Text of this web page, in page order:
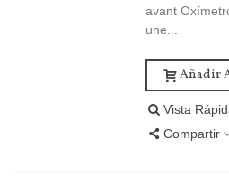
avant
une...
Añadir
Vista
Compartir